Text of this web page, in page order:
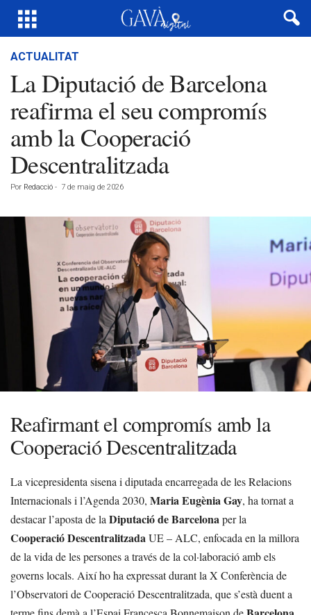
ACTUALITAT
La Diputació de Barcelona
reafirma el seu compromís
amb la Cooperació
Descentralitzada
Por Redacció - 7 de maig de 2026
Reafirmant el compromís amb la
Cooperació Descentralitzada
La vicepresidenta sisena i diputada encarregada de les Relacions
Internacionals i l’Agenda 2030, Maria Eugènia Gay, ha tornat a
destacar l’aposta de la Diputació de Barcelonaper la
Cooperació DescentralitzadaUE – ALC, enfocada en la millora
de la vida de les persones a través de la col·laboració amb els
governs locals. Així ho ha expressat durant la X Conferència de
l’Observatori de Cooperació Descentralitzada, que s’està duent a